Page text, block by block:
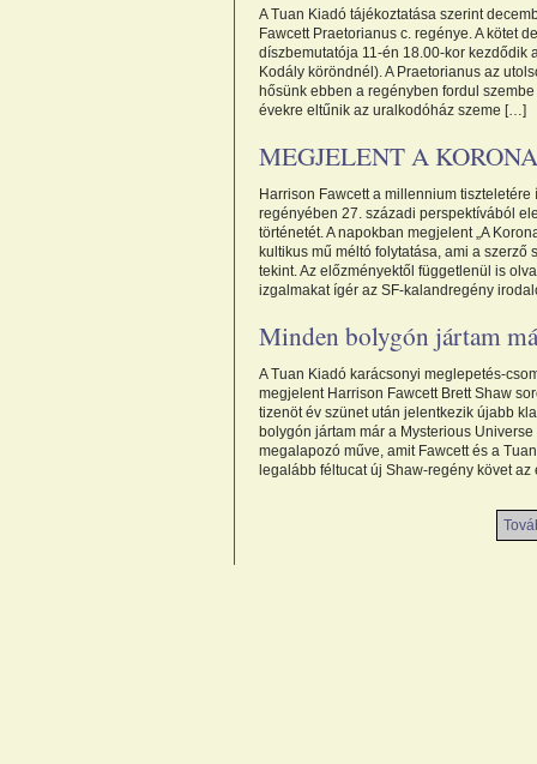
A Tuan Kiadó tájékoztatása szerint
Fawcett Praetorianus c. regénye. A kötet
díszbemutatója 11-én 18.00-kor kezdődik
Kodály köröndnél). A Praetorianus az
hősünk ebben a regényben fordul
évekre eltűnik az uralkodóház szeme […]
MEGJELENT A
Harrison Fawcett a millennium tiszteletére
regényében 27. századi perspektívából
történetét. A napokban megjelent „A
kultikus mű méltó folytatása, ami a szerző
tekint. Az előzményektől függetlenül is
izgalmakat ígér az SF-kalandregény
Minden bolygón jártam
A Tuan Kiadó karácsonyi meglepetés-
megjelent Harrison Fawcett Brett Shaw
tizenöt év szünet után jelentkezik újabb
bolygón jártam már a Mysterious
megalapozó műve, amit Fawcett és a
legalább féltucat új Shaw-regény követ